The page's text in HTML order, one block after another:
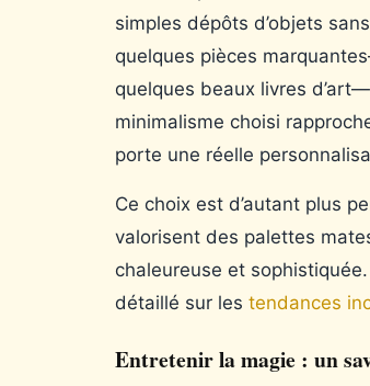
simples dépôts d’objets
quelques pièces
quelques beaux livres
minimalisme choisi
porte une réelle
Ce choix est d’autant plus
valorisent des palettes
chaleureuse et
détaillé sur lestendances
Entretenir la magie : un